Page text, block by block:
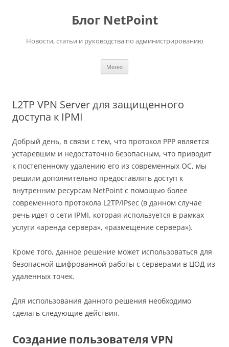
Блог NetPoint
Новости, статьи и руководства по администрированию
Меню
L2TP VPN Server для защищенного
доступа к IPMI
Добрый день, в связи с тем, что протокол PPP является
устаревшим и недостаточно безопасным, что приводит
к постепенному удалению его из современных ОС, мы
решили дополнительно предоставлять доступ к
внутренним ресурсам NetPoint с помощью более
современного протокола L2TP/IPsec (в данном случае
речь идет о сети IPMI, которая используется в рамках
услуги «аренда сервера», «размещение сервера»).
Кроме того, данное решение может использоваться для
безопасной шифрованной работы с серверами в ЦОД из
удаленных точек.
Для использования данного решения необходимо
сделать следующие действия.
Создание пользователя VPN